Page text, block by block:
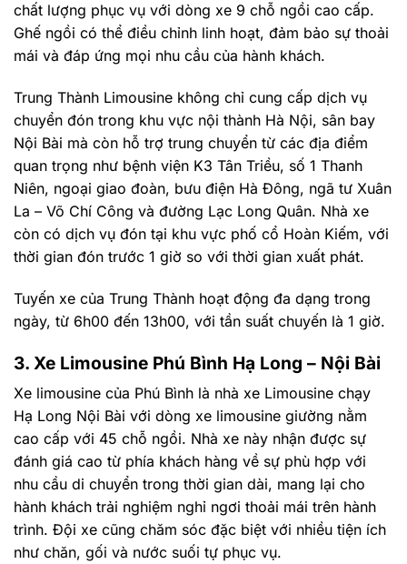
chất lượng phục vụ với dòng xe 9 chỗ ngồi cao cấp.
Ghế ngồi có thể điều chỉnh linh hoạt, đảm bảo sự thoải
mái và đáp ứng mọi nhu cầu của hành khách.
Trung Thành Limousine không chỉ cung cấp dịch vụ
chuyển đón trong khu vực nội thành Hà Nội, sân bay
Nội Bài mà còn hỗ trợ trung chuyển từ các địa điểm
quan trọng như bệnh viện K3 Tân Triều, số 1 Thanh
Niên, ngoại giao đoàn, bưu điện Hà Đông, ngã tư Xuân
La – Võ Chí Công và đường Lạc Long Quân. Nhà xe
còn có dịch vụ đón tại khu vực phố cổ Hoàn Kiếm, với
thời gian đón trước 1 giờ so với thời gian xuất phát.
Tuyến xe của Trung Thành hoạt động đa dạng trong
ngày, từ 6h00 đến 13h00, với tần suất chuyến là 1 giờ.
3. Xe Limousine Phú Bình Hạ Long – Nội Bài
Xe limousine của Phú Bình là nhà xe Limousine chạy
Hạ Long Nội Bài với dòng xe limousine giường nằm
cao cấp với 45 chỗ ngồi. Nhà xe này nhận được sự
đánh giá cao từ phía khách hàng về sự phù hợp với
nhu cầu di chuyển trong thời gian dài, mang lại cho
hành khách trải nghiệm nghỉ ngơi thoải mái trên hành
trình. Đội xe cũng chăm sóc đặc biệt với nhiều tiện ích
như chăn, gối và nước suối tự phục vụ.